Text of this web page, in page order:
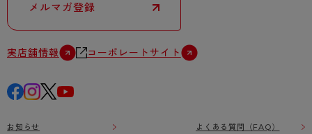
メルマガ登録
実店舗情報 コーポレートサイト
お知らせ よくある質問（FAQ）